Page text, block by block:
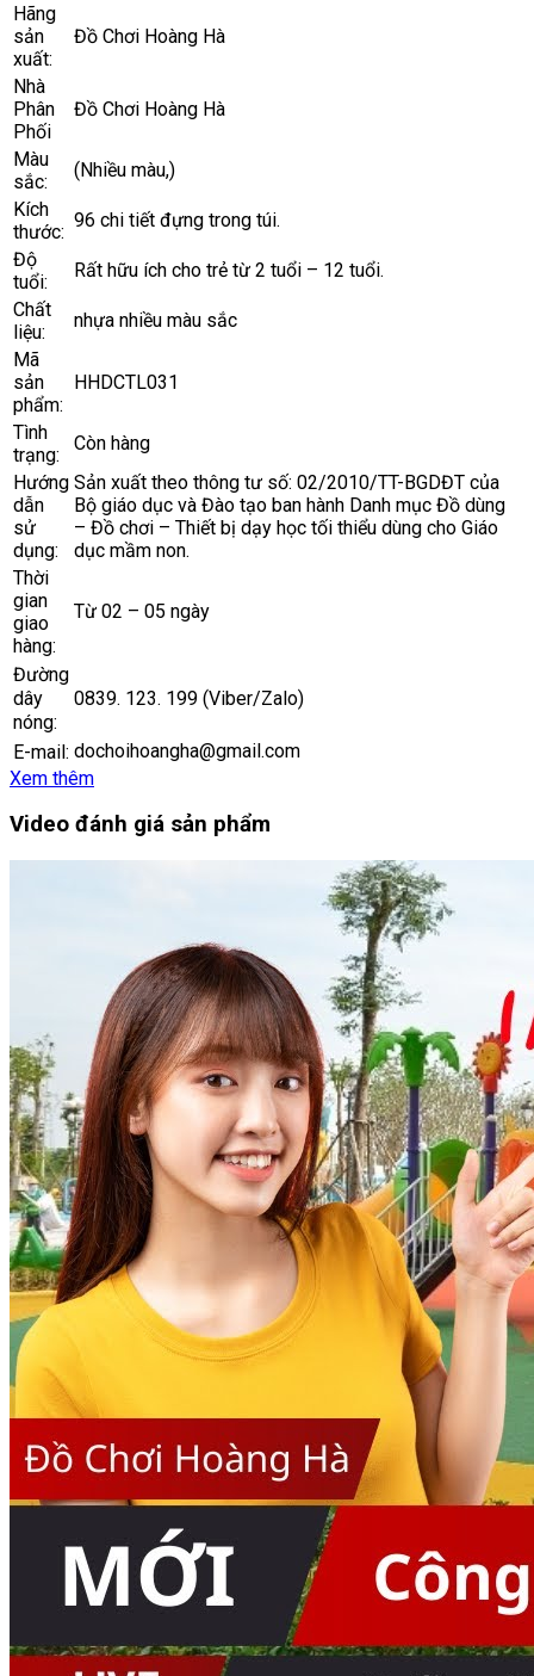
Hãng
sản
xuất:
Đồ Chơi Hoàng Hà
Nhà
Phân
Phối
Đồ Chơi Hoàng Hà
Màu
sắc:
(Nhiều màu,)
Kích
thước:
96 chi tiết đựng trong túi.
Độ
tuổi:
Rất hữu ích cho trẻ từ 2 tuổi – 12 tuổi.
Chất
liệu:
nhựa nhiều màu sắc
Mã
sản
phẩm:
HHDCTL031
Tình
trạng:
Còn hàng
Hướng
dẫn
sử
dụng:
Sản xuất theo thông tư số: 02/2010/TT-BGDĐT của
Bộ giáo dục và Đào tạo ban hành Danh mục Đồ dùng
– Đồ chơi – Thiết bị dạy học tối thiểu dùng cho Giáo
dục mầm non.
Thời
gian
giao
hàng:
Từ 02 – 05 ngày
Đường
dây
nóng:
0839. 123. 199 (Viber/Zalo)
E-mail: dochoihoangha@gmail.com
Xem thêm
Video đánh giá sản phẩm